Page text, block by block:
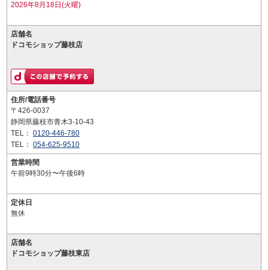
2026年8月18日(火曜)
店舗名
ドコモショップ藤枝店
住所/電話番号
〒426-0037
静岡県藤枝市青木3-10-43
TEL： 0120-446-780
TEL： 054-625-9510
営業時間
午前9時30分〜午後6時
定休日
無休
店舗名
ドコモショップ藤枝東店